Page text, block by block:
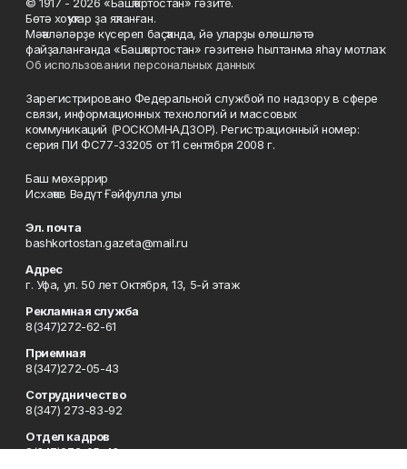
Бөтә хоҡуҡтар ҙа яҡланған.
Мәҡәләләрҙе күсереп баҫҡанда, йә уларҙы өлөшләтә
файҙаланғанда «Башҡортостан» гәзитенә һылтанма яһау мотлаҡ.
Об использовании персональных данных
Зарегистрировано Федеральной службой по надзору в сфере
связи, информационных технологий и массовых
коммуникаций (РОСКОМНАДЗОР). Регистрационный номер:
серия ПИ ФС77-33205 от 11 сентября 2008 г.
Баш мөхәррир
Исхаҡов Вәдүт Ғәйфулла улы
Эл. почта
bashkortostan.gazeta@mail.ru
Адрес
г. Уфа, ул. 50 лет Октября, 13, 5-й этаж
Рекламная служба
8(347)272-62-61
Приемная
8(347)272-05-43
Сотрудничество
8(347) 273-83-92
Отдел кадров
8(347)272-05-43